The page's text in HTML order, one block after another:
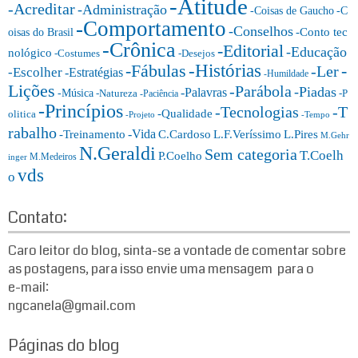
r
i
a
s:
-Acreditar-Administração -Atitude -Coisas de Gaucho -C
oisas do Brasil -Comportamento -Conselhos-Conto tec
nológico -Costumes -Crônica -Desejos -Editorial-Educação
-Escolher-Estratégias-Fábulas-Histórias -Humildade -Ler-
Lições -Música -Natureza -Paciência -Palavras-Parábola-Piadas -P
olitica -Princípios -Projeto -Qualidade -Tecnologias -Tempo -T
rabalho-Treinamento -VidaC.Cardoso L.F.Veríssimo L.Pires M.Gehr
inger M.Medeiros N.GeraldiP.Coelho Sem categoriaT.Coelh
o vds
Contato:
Caro leitor do blog, sinta-se a vontade de comentar sobre
as postagens, para isso envie uma mensagem para o
e-mail:
ngcanela@gmail.com
Páginas do blog